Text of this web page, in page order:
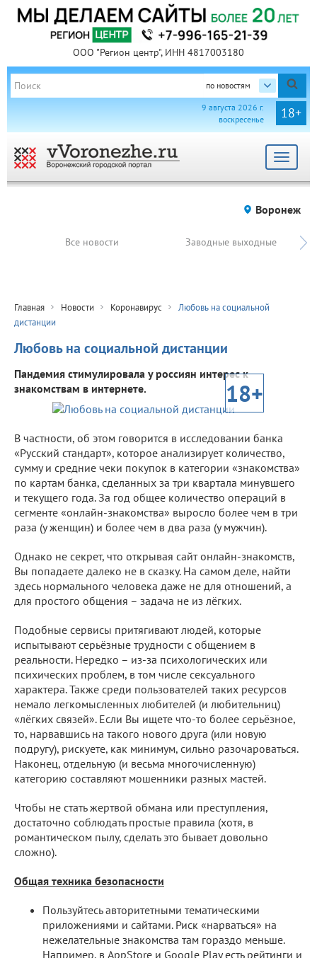
ООО "Регион центр", ИНН 4817003180
по новостям
18+
9 августа 2026 г.
воскресенье
Toggle
Воронеж
Все новости Заводные выходные
Главная Новости Коронавирус
Любовь на социальной
дистанции
Любовь на социальной дистанции
Пандемия стимулировала у россиян интерес к
знакомствам в интернете.
18+
В частности, об этом говорится в исследовании банка
«Русский стандарт», которое анализирует количество,
сумму и средние чеки покупок в категории «знакомства»
по картам банка, сделанных за три квартала минувшего
и текущего года. За год общее количество операций в
сегменте «онлайн-знакомства» выросло более чем в три
раза (у женщин) и более чем в два раза (у мужчин).
Однако не секрет, что открывая сайт онлайн-знакомств,
Вы попадаете далеко не в сказку. На самом деле, найти
здесь нормального человека даже не для отношений, а
для простого общения – задача не из лёгких.
Подобные сервисы притягивают людей, которые
испытывают серьёзные трудности с общением в
реальности. Нередко – из-за психологических или
психических проблем, в том числе сексуального
характера. Также среди пользователей таких ресурсов
немало легкомысленных любителей (и любительниц)
«лёгких связей». Если Вы ищете что-то более серьёзное,
то, нарвавшись на такого нового друга (или новую
подругу), рискуете, как минимум, сильно разочароваться.
Наконец, отдельную (и весьма многочисленную)
категорию составляют мошенники разных мастей.
Чтобы не стать жертвой обмана или преступления,
достаточно соблюдать простые правила (хотя, в
романтическом пылу, сделать это бывает довольно
сложно).
Общая техника безопасности
Пользуйтесь авторитетными тематическими
приложениями и сайтами. Риск «нарваться» на
нежелательные знакомства там гораздо меньше.
Например, в AppStore и Google Play есть рейтинги и